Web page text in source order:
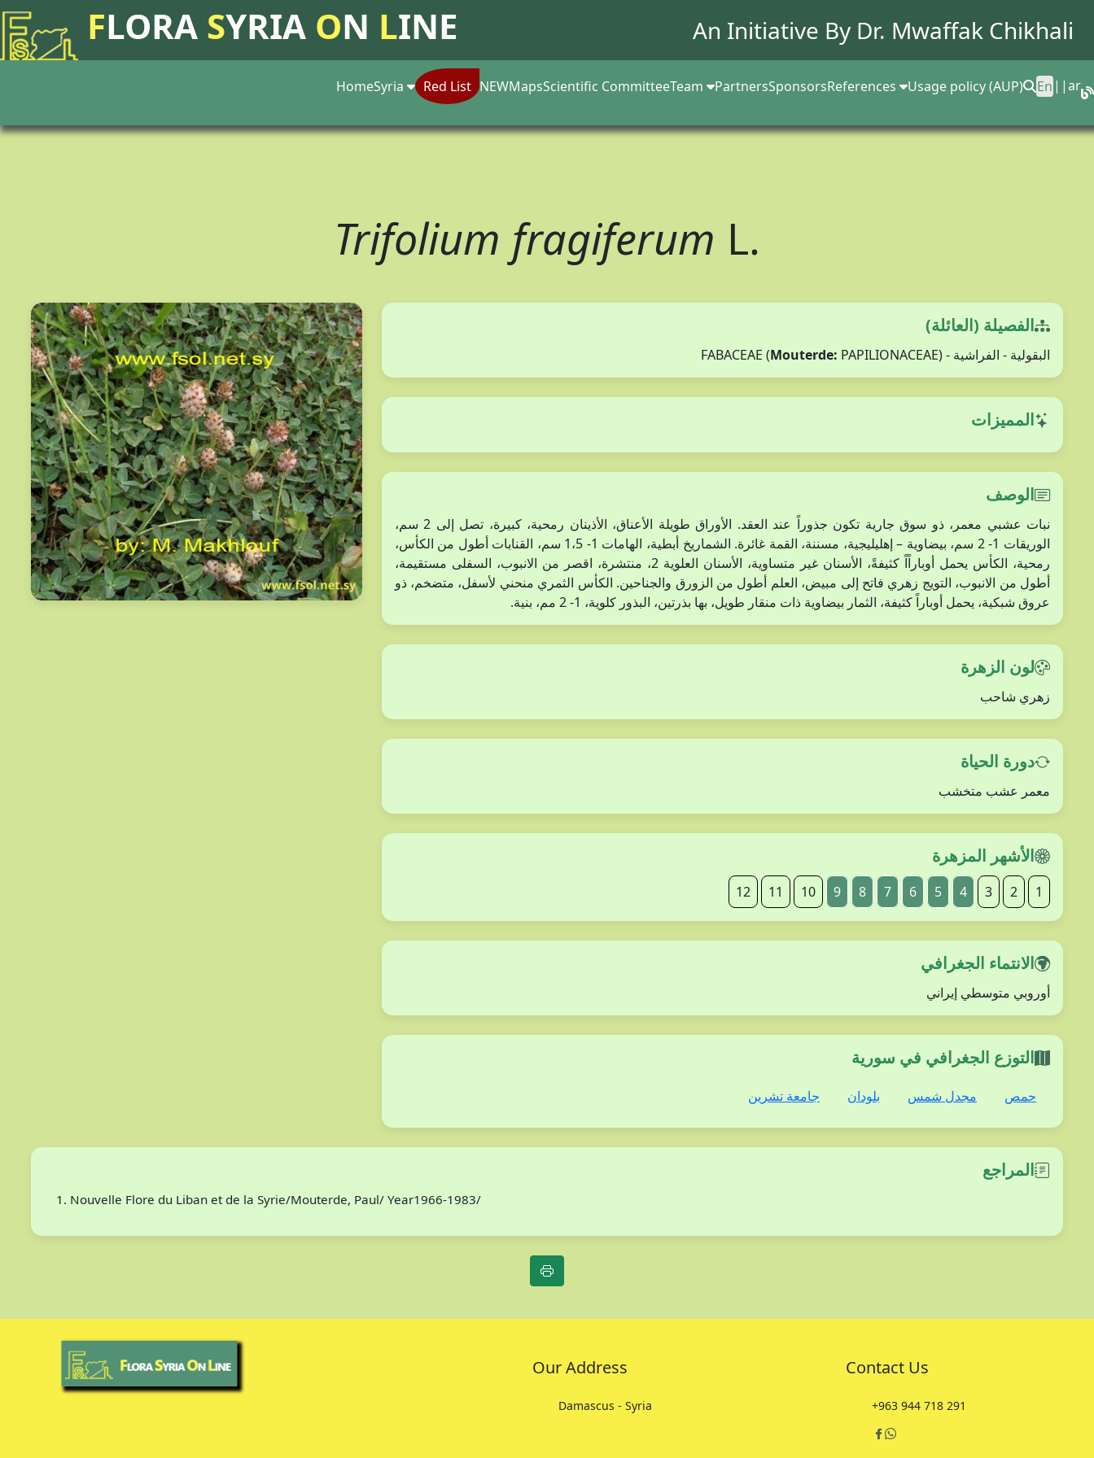
FLORA SYRIA ON LINE An Initiative By Dr. Mwaffak Chikhali
HomeSyria Red List NEWMapsScientific CommitteeTeam PartnersSponsorsReferences Usage policy (AUP) En ||ar
Trifolium fragiferum L.
الفصيلة (العائلة)
البقولية - الفراشية - FABACEAE ( Mouterde: PAPILIONACEAE)
المميزات
الوصف
نبات عشبي معمر، ذو سوق جارية تكون جذوراً عند العقد. الأوراق طويلة الأعناق، الأذينان رمحية، كبيرة، تصل إلى 2 سم،
الوريقات 1- 2 سم، بيضاوية – إهليليجية، مسننة، القمة غائرة. الشماريخ أبطية، الهامات 1- 1،5 سم، القنابات أطول من الكأس،
رمحية، الكأس يحمل أوباراًاً كثيفةً، الأسنان غير متساوية، الأسنان العلوية 2، منتشرة، اقصر من الانبوب، السفلى مستقيمة،
أطول من الانبوب، التويج زهري فاتح إلى مبيض، العلم أطول من الزورق والجناحين. الكأس الثمري منحني لأسفل، متضخم، ذو
عروق شبكية، يحمل أوباراً كثيفة، الثمار بيضاوية ذات منقار طويل، بها بذرتين، البذور كلوية، 1- 2 مم، بنية.
لون الزهرة
زهري شاحب
دورة الحياة
معمر عشب متخشب
الأشهر المزهرة
1
2
3
4
5
6
7
8
9
10
11
12
الانتماء الجغرافي
أوروبي متوسطي إيراني
التوزع الجغرافي في سورية
حمص مجدل شمس بلودان جامعة تشرين
المراجع
Nouvelle Flore du Liban et de la Syrie/Mouterde, Paul/ Year1966-1983/
Our Address
Damascus - Syria
Contact Us
+963 944 718 291